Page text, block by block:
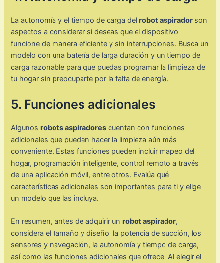
La autonomía y el tiempo de carga del robot aspirador son
aspectos a considerar si deseas que el dispositivo
funcione de manera eficiente y sin interrupciones. Busca un
modelo con una batería de larga duración y un tiempo de
carga razonable para que puedas programar la limpieza de
tu hogar sin preocuparte por la falta de energía.
5. Funciones adicionales
Algunos robots aspiradores cuentan con funciones
adicionales que pueden hacer la limpieza aún más
conveniente. Estas funciones pueden incluir mapeo del
hogar, programación inteligente, control remoto a través
de una aplicación móvil, entre otros. Evalúa qué
características adicionales son importantes para ti y elige
un modelo que las incluya.
En resumen, antes de adquirir un robot aspirador,
considera el tamaño y diseño, la potencia de succión, los
sensores y navegación, la autonomía y tiempo de carga,
así como las funciones adicionales que ofrece. Al elegir el